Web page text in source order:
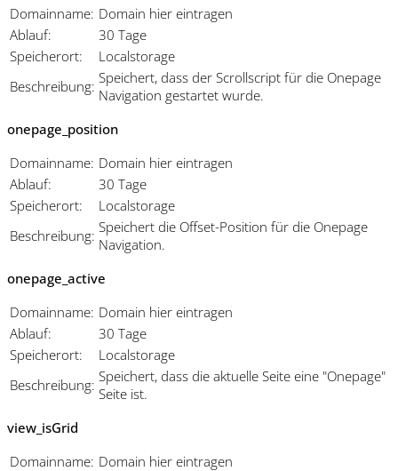
Domainname: Domain hier eintragen
Ablauf:
30 Tage
Speicherort:
Localstorage
Beschreibung: Speichert, dass der Scrollscript für die Onepage
Navigation gestartet wurde.
onepage_position
Domainname: Domain hier eintragen
Ablauf:
30 Tage
Speicherort:
Localstorage
Beschreibung: Speichert die Offset-Position für die Onepage
Navigation.
onepage_active
Domainname: Domain hier eintragen
Ablauf:
30 Tage
Speicherort:
Localstorage
Beschreibung: Speichert, dass die aktuelle Seite eine "Onepage"
Seite ist.
view_isGrid
Domainname: Domain hier eintragen